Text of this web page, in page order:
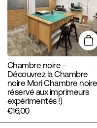
Chambre noire -
Découvrez la Chambre
noire Mori Chambre noire
réservé aux imprimeurs
expérimentés !)
€16,00